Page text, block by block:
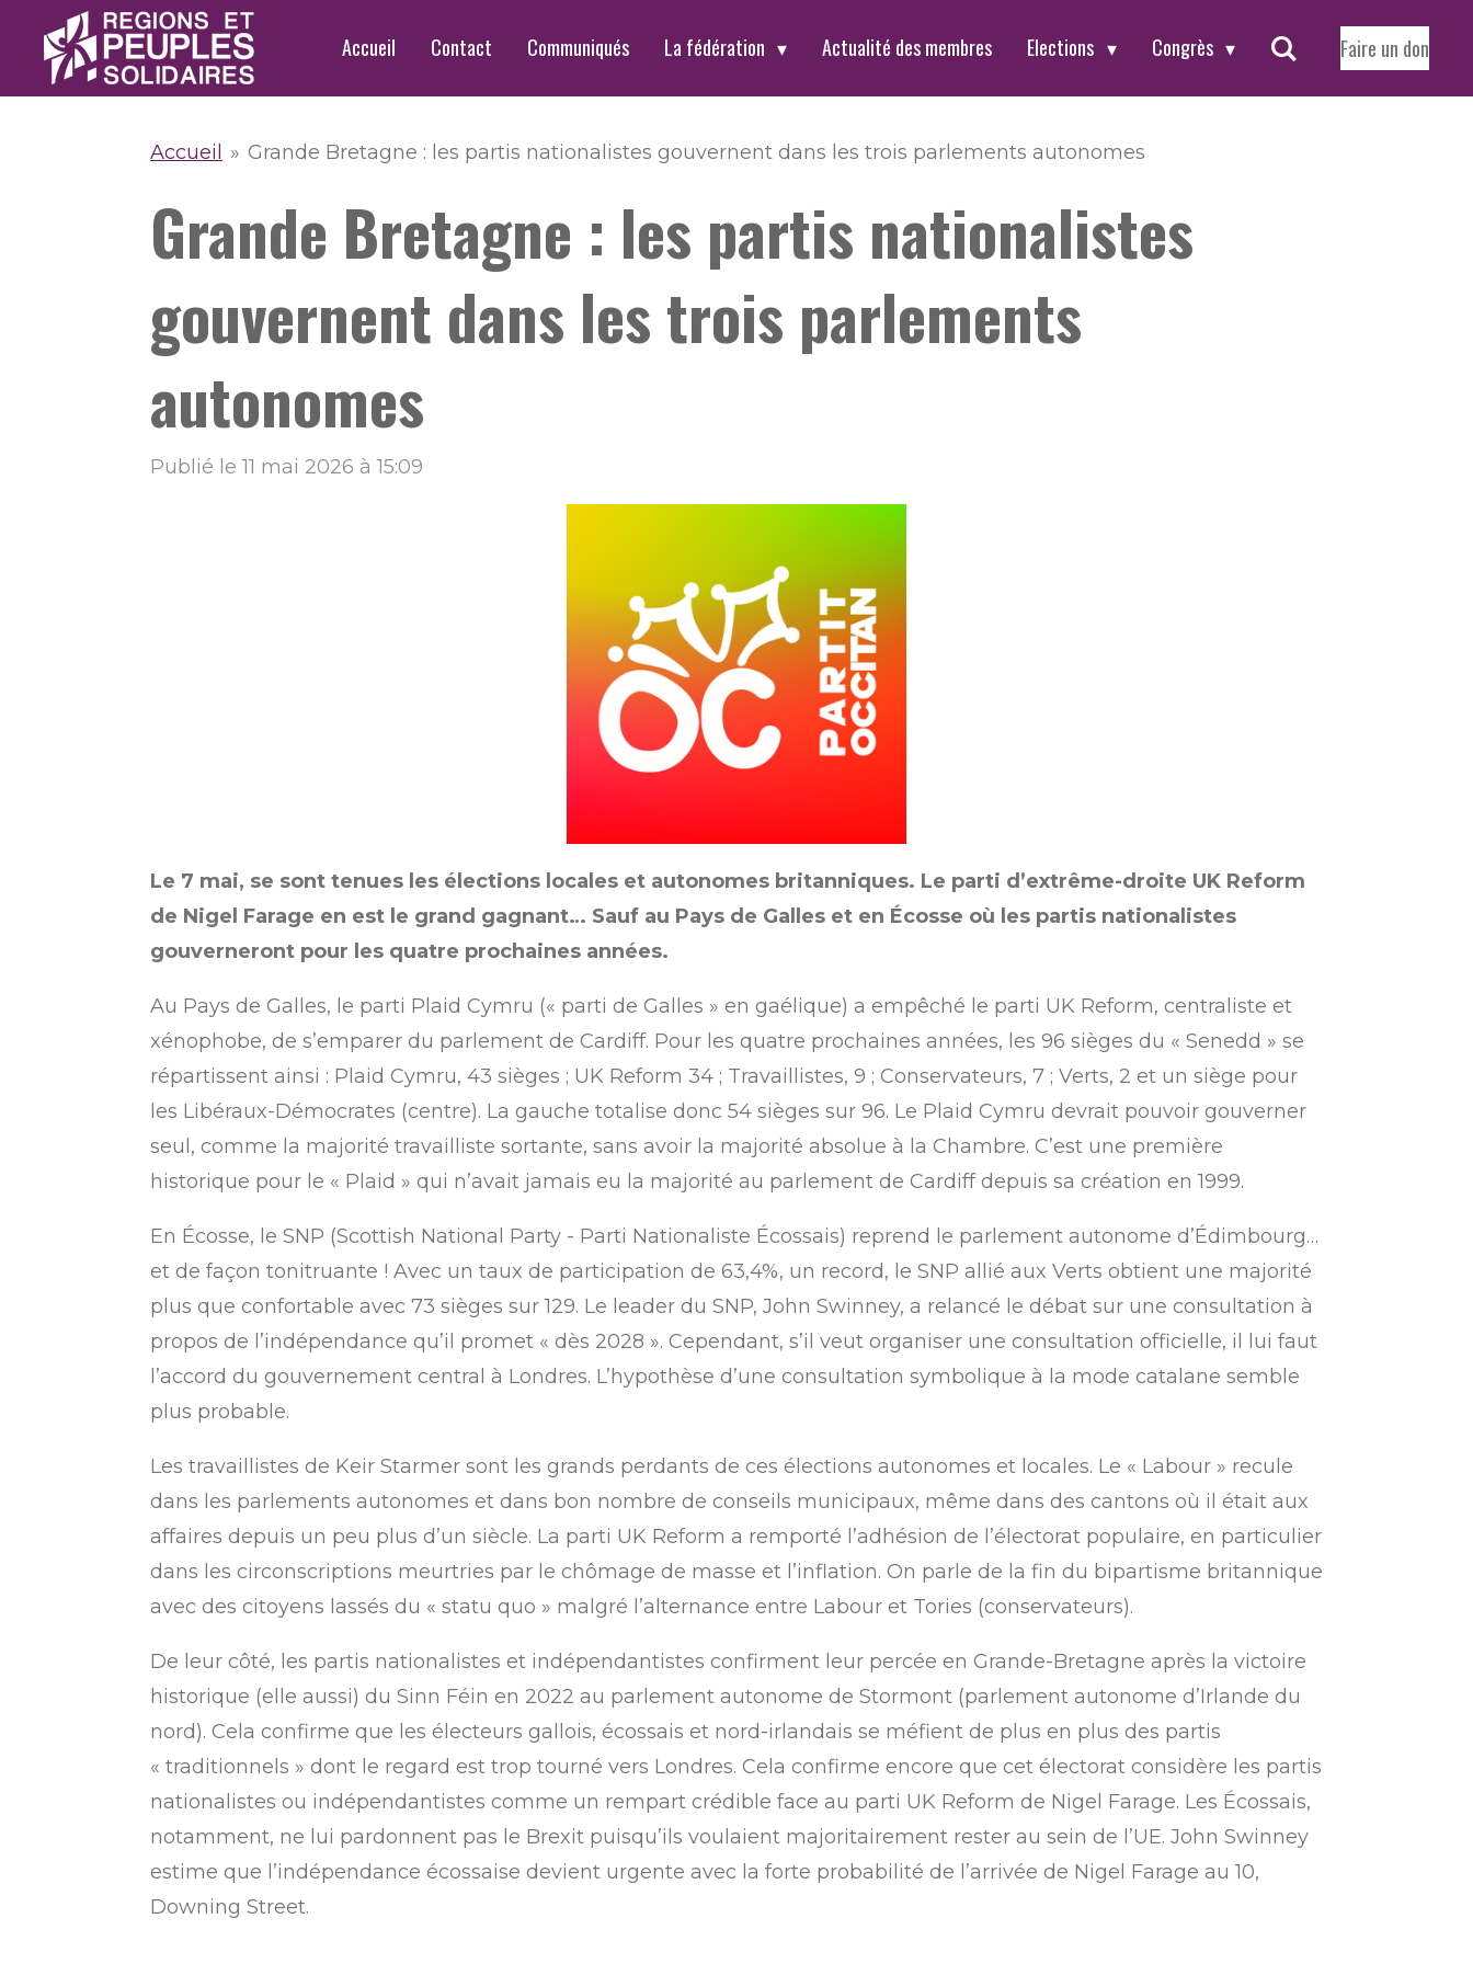
Passer
contenu
Accueil Contact Communiqués La fédération Actualité des membres Elections Congrès Faire un don
Accueil » Grande Bretagne : les partis nationalistes gouvernent dans les trois parlements autonomes
Grande Bretagne : les partis nationalistes
gouvernent dans les trois parlements
autonomes
Publié le 11 mai 2026 à 15:09
Le 7 mai, se sont tenues les élections locales et autonomes britanniques. Le parti d’extrême-droite UK Reform
de Nigel Farage en est le grand gagnant… Sauf au Pays de Galles et en Écosse où les partis nationalistes
gouverneront pour les quatre prochaines années.
Au Pays de Galles, le parti Plaid Cymru (« parti de Galles » en gaélique) a empêché le parti UK Reform, centraliste et
xénophobe, de s’emparer du parlement de Cardiff. Pour les quatre prochaines années, les 96 sièges du « Senedd » se
répartissent ainsi : Plaid Cymru, 43 sièges ; UK Reform 34 ; Travaillistes, 9 ; Conservateurs, 7 ; Verts, 2 et un siège pour
les Libéraux-Démocrates (centre). La gauche totalise donc 54 sièges sur 96. Le Plaid Cymru devrait pouvoir gouverner
seul, comme la majorité travailliste sortante, sans avoir la majorité absolue à la Chambre. C’est une première
historique pour le « Plaid » qui n’avait jamais eu la majorité au parlement de Cardiff depuis sa création en 1999.
En Écosse, le SNP (Scottish National Party - Parti Nationaliste Écossais) reprend le parlement autonome d’Édimbourg…
et de façon tonitruante ! Avec un taux de participation de 63,4%, un record, le SNP allié aux Verts obtient une majorité
plus que confortable avec 73 sièges sur 129. Le leader du SNP, John Swinney, a relancé le débat sur une consultation à
propos de l’indépendance qu’il promet « dès 2028 ». Cependant, s’il veut organiser une consultation officielle, il lui faut
l’accord du gouvernement central à Londres. L’hypothèse d’une consultation symbolique à la mode catalane semble
plus probable.
Les travaillistes de Keir Starmer sont les grands perdants de ces élections autonomes et locales. Le « Labour » recule
dans les parlements autonomes et dans bon nombre de conseils municipaux, même dans des cantons où il était aux
affaires depuis un peu plus d’un siècle. La parti UK Reform a remporté l’adhésion de l’électorat populaire, en particulier
dans les circonscriptions meurtries par le chômage de masse et l’inflation. On parle de la fin du bipartisme britannique
avec des citoyens lassés du « statu quo » malgré l’alternance entre Labour et Tories (conservateurs).
De leur côté, les partis nationalistes et indépendantistes confirment leur percée en Grande-Bretagne après la victoire
historique (elle aussi) du Sinn Féin en 2022 au parlement autonome de Stormont (parlement autonome d’Irlande du
nord). Cela confirme que les électeurs gallois, écossais et nord-irlandais se méfient de plus en plus des partis
« traditionnels » dont le regard est trop tourné vers Londres. Cela confirme encore que cet électorat considère les partis
nationalistes ou indépendantistes comme un rempart crédible face au parti UK Reform de Nigel Farage. Les Écossais,
notamment, ne lui pardonnent pas le Brexit puisqu’ils voulaient majoritairement rester au sein de l’UE. John Swinney
estime que l’indépendance écossaise devient urgente avec la forte probabilité de l’arrivée de Nigel Farage au 10,
Downing Street.